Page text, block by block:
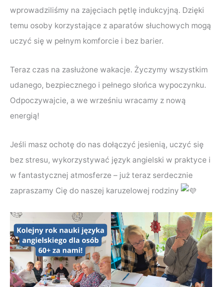
wprowadziliśmy na zajęciach pętlę indukcyjną. Dzięki
temu osoby korzystające z aparatów słuchowych mogą
uczyć się w pełnym komforcie i bez barier.
Teraz czas na zasłużone wakacje. Życzymy wszystkim
udanego, bezpiecznego i pełnego słońca wypoczynku.
Odpoczywajcie, a we wrześniu wracamy z nową
energią!
Jeśli masz ochotę do nas dołączyć jesienią, uczyć się
bez stresu, wykorzystywać język angielski w praktyce i
w fantastycznej atmosferze – już teraz serdecznie
zapraszamy Cię do naszej karuzelowej rodziny